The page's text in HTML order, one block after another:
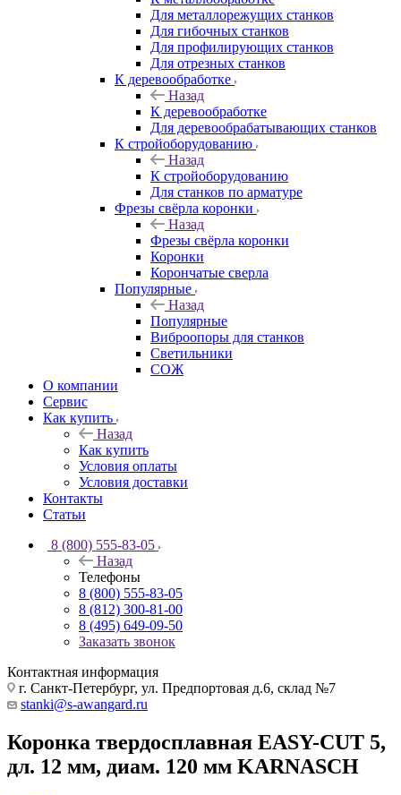
Для металлорежущих станков
Для гибочных станков
Для профилирующих станков
Для отрезных станков
К деревообработке
Назад
К деревообработке
Для деревообрабатывающих станков
К стройоборудованию
Назад
К стройоборудованию
Для станков по арматуре
Фрезы свёрла коронки
Назад
Фрезы свёрла коронки
Коронки
Корончатые сверла
Популярные
Назад
Популярные
Виброопоры для станков
Светильники
СОЖ
О компании
Сервис
Как купить
Назад
Как купить
Условия оплаты
Условия доставки
Контакты
Статьи
8 (800) 555-83-05
Назад
Телефоны
8 (800) 555-83-05
8 (812) 300-81-00
8 (495) 649-09-50
Заказать звонок
Контактная информация
г. Санкт-Петербург, ул. Предпортовая д.6, склад №7
stanki@s-awangard.ru
Коронка твердосплавная EASY-CUT 5,
дл. 12 мм, диам. 120 мм KARNASCH